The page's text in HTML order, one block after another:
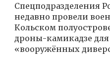
Спецподразделения
недавно провели
Кольском
дроны-камикадзе
«вооружённых